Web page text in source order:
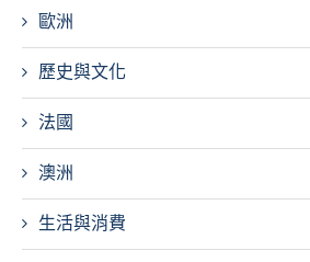
歐洲
歷史與文化
法國
澳洲
生活與消費